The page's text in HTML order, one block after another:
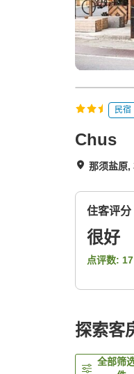
民宿
Chus
那须盐原,
住客评分
很好
点评数: 17
探索客
全部筛